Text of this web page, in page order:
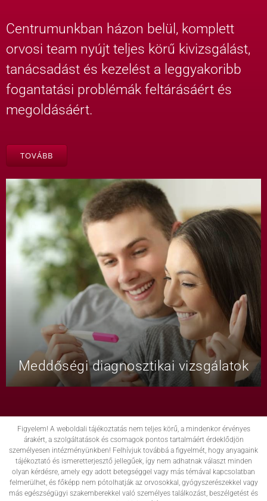
Centrumunkban házon belül, komplett
orvosi team nyújt teljes körű kivizsgálást,
tanácsadást és kezelést a leggyakoribb
fogantatási problémák feltárásáért és
megoldásáért.
TOVÁBB
Meddőségi diagnosztikai vizsgálatok
Figyelem! A weboldali tájékoztatás nem teljes körű, a mindenkor érvényes
árakért, a szolgáltatások és csomagok pontos tartalmáért érdeklődjön
személyesen intézményünkben! Felhívjuk továbbá a figyelmét, hogy anyagaink
tájékoztató és ismeretterjesztő jellegűek, így nem adhatnak választ minden
olyan kérdésre, amely egy adott betegséggel vagy más témával kapcsolatban
felmerülhet, és főképp nem pótolhatják az orvosokkal, gyógyszerészekkel vagy
más egészségügyi szakemberekkel való személyes találkozást, beszélgetést és